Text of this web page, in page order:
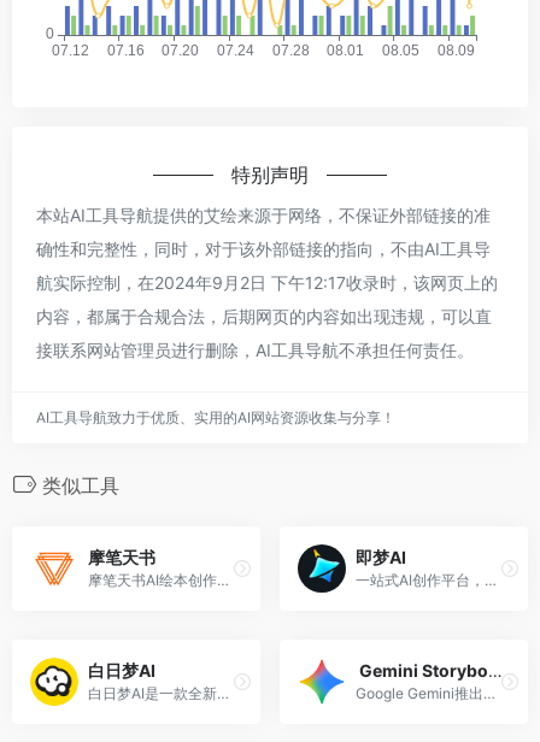
特别声明
本站AI工具导航提供的艾绘来源于网络，不保证外部链接的准
确性和完整性，同时，对于该外部链接的指向，不由AI工具导
航实际控制，在2024年9月2日 下午12:17收录时，该网页上的
内容，都属于合规合法，后期网页的内容如出现违规，可以直
接联系网站管理员进行删除，AI工具导航不承担任何责任。
AI工具导航致力于优质、实用的AI网站资源收集与分享！
类似工具
摩笔天书
摩笔天书AI绘本创作平台
即梦AI
一站式AI创作平台，免费AI图片和视频生成。
白日梦AI
白日梦AI是一款全新的文生视频类AIGC创作平台。
‎ Gemini Storybook
Google Gemini推出的AI绘本生成工具